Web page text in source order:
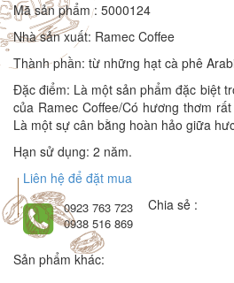
Mã sản phẩm : 5000124
Nhà sản xuất: Ramec Coffee
Thành phần: từ những hạt cà phê
Đặc điểm: Là một sản phẩm đặc biệt
của Ramec Coffee/Có hương thơm
Là một sự cân bằng hoàn hảo giữa
Hạn sử dụng: 2 năm.
Liên hệ để đặt mua
0923 763 723
0938 516 869
Chia sẻ :
Sản phẩm khác: